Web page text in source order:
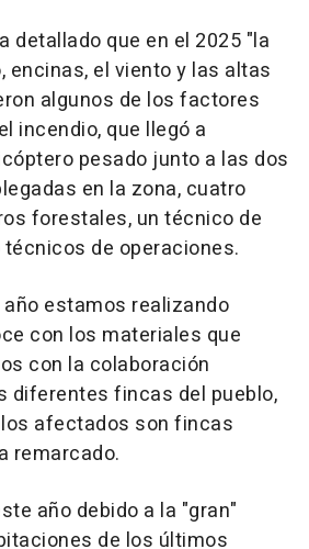
detallado que en el 2025 "la
encinas, el viento y las altas
algunos de los factores
incendio, que llegó a
pesado junto a las dos
en la zona, cuatro
forestales, un técnico de
de operaciones.
estamos realizando
con los materiales que
con la colaboración
diferentes fincas del pueblo,
afectados son fincas
remarcado.
año debido a la "gran"
de los últimos